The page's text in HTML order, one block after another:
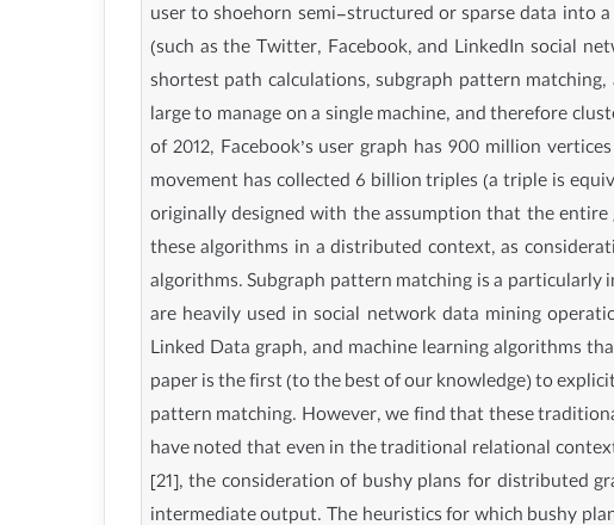
user to shoehorn semi-structured or sparse data into
(such as the Twitter, Facebook, and LinkedIn social
shortest path calculations, subgraph pattern
large to manage on a single machine, and therefore
of 2012, Facebook’s user graph has 900 million
movement has collected 6 billion triples (a triple is
originally designed with the assumption that the
these algorithms in a distributed context, as
algorithms. Subgraph pattern matching is a
are heavily used in social network data mining
Linked Data graph, and machine learning algorithms
paper is the first (to the best of our knowledge) to
pattern matching. However, we find that these
have noted that even in the traditional relational
[21], the consideration of bushy plans for distributed
intermediate output. The heuristics for which bushy